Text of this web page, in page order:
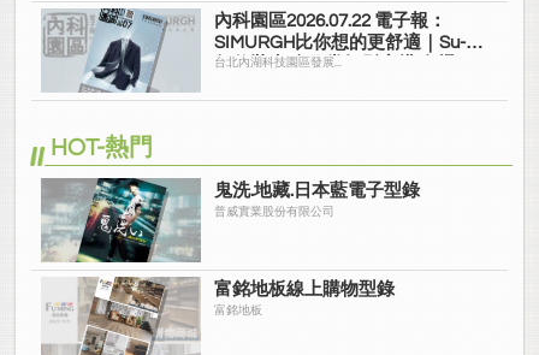
內科園區2026.07.22 電子報：
SIMURGH比你想的更舒適｜Su-Si
舒仕裝 都會日常輕鬆穿搭 免燙可
台北內湖科技園區發展...
HOT-熱門
鬼洗.地藏.日本藍電子型錄
普威實業股份有限公司
富銘地板線上購物型錄
富銘地板